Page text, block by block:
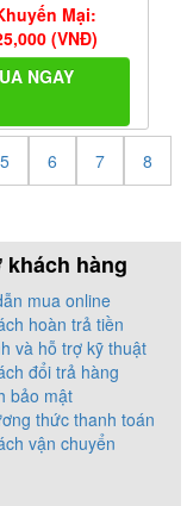
Mại:
(VNĐ)
NGAY
5 6 7 8
khách hàng
mua online
hoàn trả tiền
và hỗ trợ kỹ thuật
đổi trả hàng
bảo mật
thức thanh toán
vận chuyển